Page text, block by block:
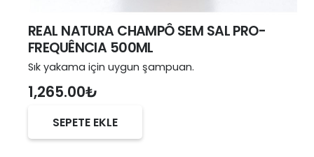
REAL NATURA CHAMPÔ SEM SAL PRO-
FREQUÊNCIA 500ML
Sık yakama için uygun şampuan.
1,265.00₺
SEPETE EKLE